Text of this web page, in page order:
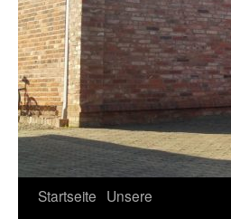
Startseite Unsere